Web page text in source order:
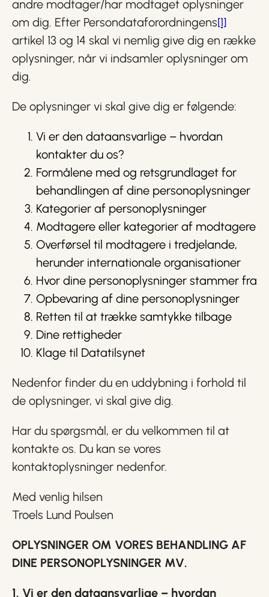
andre modtager/har modtaget oplysninger
om dig. Efter Persondataforordningens[1]
artikel 13 og 14 skal vi nemlig give dig en række
oplysninger, når vi indsamler oplysninger om
dig.
De oplysninger vi skal give dig er følgende:
Vi er den dataansvarlige – hvordan
kontakter du os?
Formålene med og retsgrundlaget for
behandlingen af dine personoplysninger
Kategorier af personoplysninger
Modtagere eller kategorier af modtagere
Overførsel til modtagere i tredjelande,
herunder internationale organisationer
Hvor dine personoplysninger stammer fra
Opbevaring af dine personoplysninger
Retten til at trække samtykke tilbage
Dine rettigheder
Klage til Datatilsynet
Nedenfor finder du en uddybning i forhold til
de oplysninger, vi skal give dig.
Har du spørgsmål, er du velkommen til at
kontakte os. Du kan se vores
kontaktoplysninger nedenfor.
Med venlig hilsen
Troels Lund Poulsen
OPLYSNINGER OM VORES BEHANDLING AF
DINE PERSONOPLYSNINGER MV.
1. Vi er den dataansvarlige – hvordan